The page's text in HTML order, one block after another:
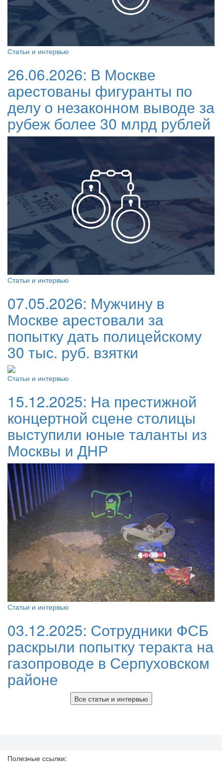
Статьи и интервью
26.06.2026: В Москве
арестованы фигуранты по
делу о незаконном выводе за
рубеж более 30 млрд рублей
Статьи и интервью
07.05.2026: Мужчину в
Москве арестовали за
попытку дать полицейскому
30 тыс. руб. взятки
Статьи и интервью
15.12.2025: На престижной
концертной сцене столицы
выступили юные таланты из
Москвы и ДНР
Статьи и интервью
03.12.2025: Сотрудники ФСБ
раскрыли попытку теракта на
газопроводе в Серпуховском
районе
Все статьи и интервью
Полезные ссылки: